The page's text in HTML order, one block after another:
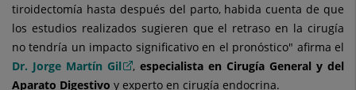
tiroidectomía hasta después del parto, habida cuenta de que
los estudios realizados sugieren que el retraso en la cirugía
no tendría un impacto significativo en el pronóstico" afirma el
Dr. Jorge Martín Gil
, especialista en Cirugía General y del
Aparato Digestivo y experto en cirugía endocrina.